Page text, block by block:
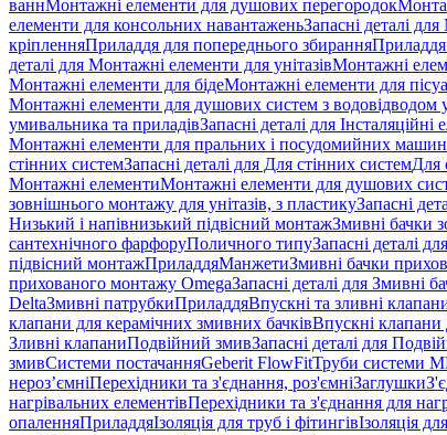
ваннМонтажні елементи для душових перегородок
елементи для консольних навантаженьЗапасні деталі
кріпленняПриладдя для попереднього збиранняПриладдя
деталі для Монтажні елементи для унітазівМонтажні
Монтажні елементи для бідеМонтажні елементи для
Монтажні елементи для душових систем з водовідводом у
умивальника та приладівЗапасні деталі для
Монтажні елементи для пральних і посудомийних машин
стінних системЗапасні деталі для Для стінних системДля
Монтажні елементиМонтажні елементи для душових
зовнішнього монтажу для унітазів, з пластикуЗапасні
Низький і напівнизький підвісний монтажЗмивні бачки
сантехнічного фарфоруПоличного типуЗапасні деталі
підвісний монтажПриладдяМанжетиЗмивні бачки
прихованого монтажу OmegaЗапасні деталі для Змивні
DeltaЗмивні патрубкиПриладдяВпускні та зливні
клапани для керамічних змивних бачківВпускні клапани
Зливні клапаниПодвійний змивЗапасні деталі для
змивСистеми постачанняGeberit FlowFitТруби системи
нероз’ємніПерехідники та з'єднання, роз'ємніЗаглушки
нагрівальних елементівПерехідники та з'єднання для
опаленняПриладдяІзоляція для труб і фітингівІзоляція